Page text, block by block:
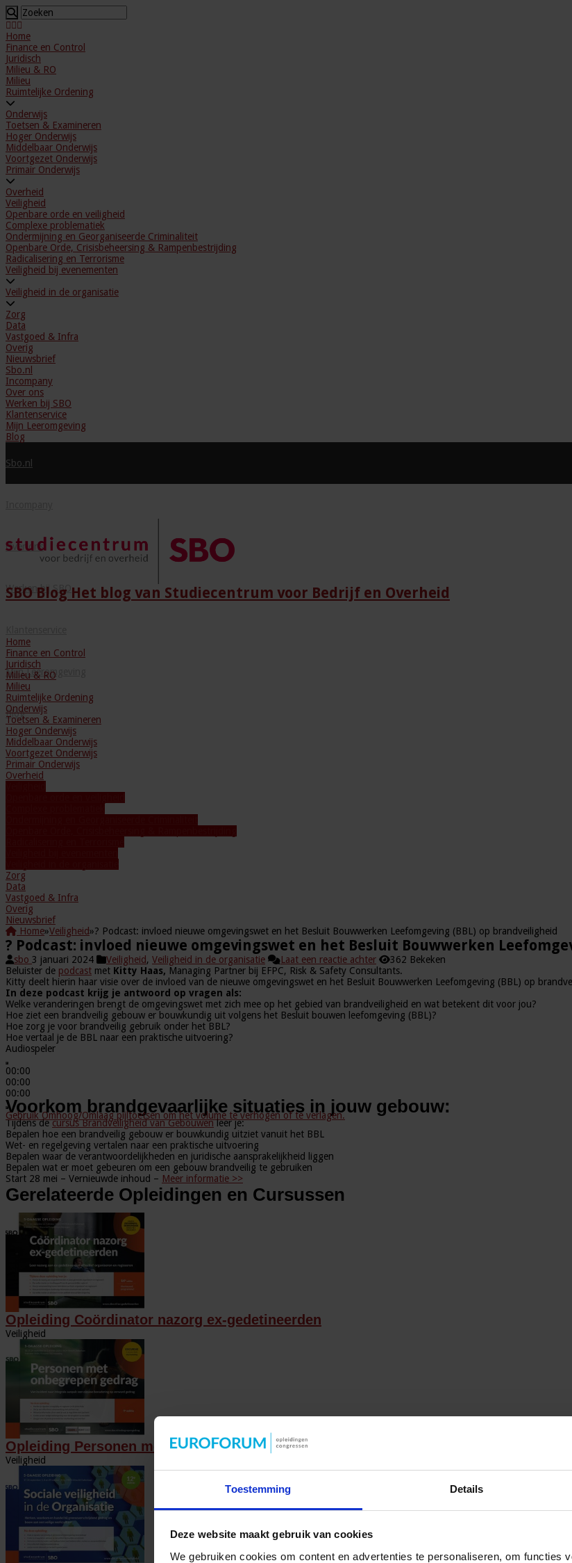
Toestemming Details
Deze website maakt gebruik van cookies
We gebruiken cookies om content en advertenties te personaliseren, om functies
Home
Finance en Control
Juridisch
Milieu & RO
Milieu
Ruimtelijke Ordening
Onderwijs
Toetsen & Examineren
Hoger Onderwijs
Middelbaar Onderwijs
Voortgezet Onderwijs
Primair Onderwijs
Overheid
Veiligheid
Openbare orde en veiligheid
Complexe problematiek
Ondermijning en Georganiseerde Criminaliteit
Openbare Orde, Crisisbeheersing & Rampenbestrijding
Radicalisering en Terrorisme
Veiligheid bij evenementen
Veiligheid in de organisatie
Zorg
Data
Vastgoed & Infra
Overig
Nieuwsbrief
Sbo.nl
Incompany
Over ons
Werken bij SBO
Klantenservice
Mijn Leeromgeving
Blog
Sbo.nl
Over ons
Werken bij SBO
Mijn Leeromgeving
Blog
SBO Blog Het blog van Studiecentrum voor Bedrijf en Overheid
Home
Finance en Control
Juridisch
Milieu & RO
Milieu
Ruimtelijke Ordening
Onderwijs
Toetsen & Examineren
Hoger Onderwijs
Middelbaar Onderwijs
Voortgezet Onderwijs
Primair Onderwijs
Overheid
Zorg
Data
Vastgoed & Infra
Overig
Nieuwsbrief
Home»Veiligheid»? Podcast: invloed nieuwe omgevingswet en het Besluit Bouwwerken Leefomgeving (BBL) op brandveiligheid
? Podcast: invloed nieuwe omgevingswet en het Besluit Bouwwerken
sbo 3 januari 2024 Veiligheid, Veiligheid in de organisatie Laat een reactie achter
362 Bekeken
Beluister de podcast met Kitty Haas, Managing Partner bij EFPC, Risk & Safety Consultants.
Kitty deelt hierin haar visie over de invloed van de nieuwe omgevingswet en het Besluit Bouwwerken Leefomgeving (BBL) op
In deze podcast krijg je antwoord op vragen als:
Welke veranderingen brengt de omgevingswet met zich mee op het gebied van brandveiligheid en wat betekent dit voor jou?
Hoe ziet een brandveilig gebouw er bouwkundig uit volgens het Besluit bouwen leefomgeving (BBL)?
Hoe zorg je voor brandveilig gebruik onder het BBL?
Hoe vertaal je de BBL naar een praktische uitvoering?
Audiospeler
00:00
00:00
00:00
Gebruik Omhoog/Omlaag pijltoetsen om het volume te verhogen of te verlagen.
Voorkom brandgevaarlijke situaties in jouw gebouw:
Tijdens decursus Brandveiligheid van Gebouwenleer je:
Bepalen hoe een brandveilig gebouw er bouwkundig uitziet vanuit het BBL
Wet- en regelgeving vertalen naar een praktische uitvoering
Bepalen waar de verantwoordelijkheden en juridische aansprakelijkheid liggen
Bepalen wat er moet gebeuren om een gebouw brandveilig te gebruiken
Start 28 mei – Vernieuwde inhoud – Meer informatie >>
Gerelateerde Opleidingen en Cursussen
Opleiding Coördinator nazorg ex-gedetineerden
Veiligheid
Opleiding Personen met onbegrepen gedrag
Veiligheid